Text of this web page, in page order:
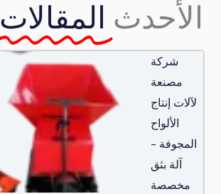
الأحدث المقالات
شركة
مصنعة
لآلات إنتاج
الألواح
المجوفة –
آلة بثق
مخصصة